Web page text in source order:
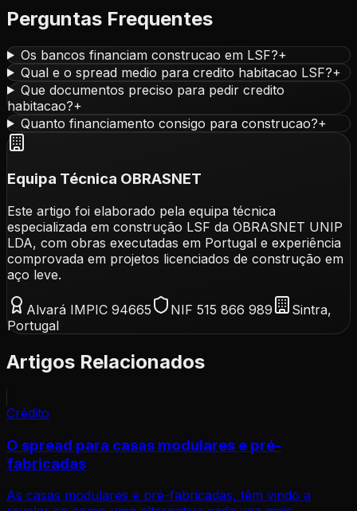
Perguntas Frequentes
Os bancos financiam construcao em LSF?+
Qual e o spread medio para credito habitacao LSF?+
Que documentos preciso para pedir credito
habitacao?+
Quanto financiamento consigo para construcao?+
Equipa Técnica OBRASNET
Este artigo foi elaborado pela equipa técnica
especializada em construção LSF da OBRASNET UNIP
LDA, com obras executadas em Portugal e experiência
comprovada em projetos licenciados de construção em
aço leve.
Alvará IMPIC 94665 NIF 515 866 989
Sintra,
Portugal
Artigos Relacionados
Crédito
O spread para casas modulares e pré-
fabricadas
As casas modulares e pré-fabricadas, têm vindo a